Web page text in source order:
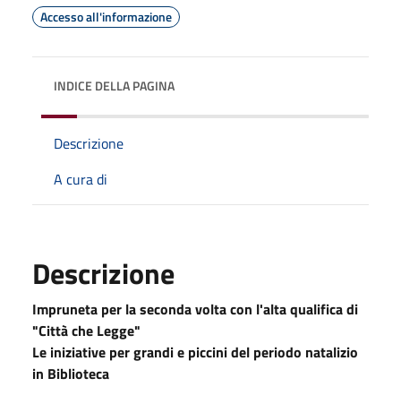
Accesso all'informazione
INDICE DELLA PAGINA
Descrizione
A cura di
Descrizione
Impruneta per la seconda volta con l'alta qualifica di
"Città che Legge"
Le iniziative per grandi e piccini del periodo natalizio
in Biblioteca